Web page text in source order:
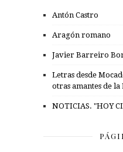
Antón Castro
Aragón romano
Javier Barreiro
Letras desde
otras amantes de
NOTICIAS. "HOY